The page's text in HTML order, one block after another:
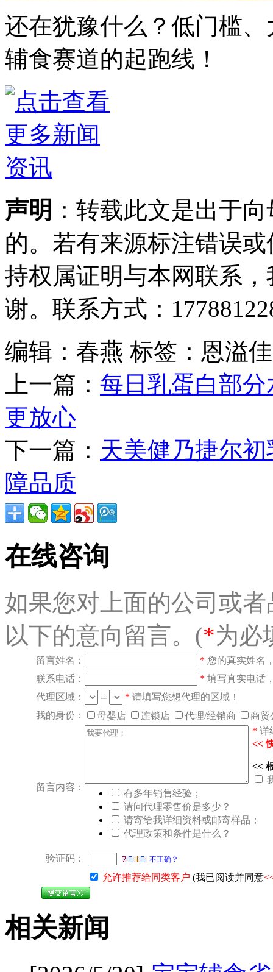
还在犹豫什么？低门槛
辅食赛道的起跑线！
声明 ：转载此文是出于
的。若有来源标注错误
持权属证明与本网联系
谢。联系方式：
编辑：春燕 标签：恩溢
上一篇： 每日乳蛋白部
更放心
下一篇： 天美健乃捷尔
障品质
在线咨询
如果您对上面的公司或
以下的意向留言。(*为必
留言姓名： * 您的真实姓名
联系电话：
* 填写真实电话
代理区域：
-- * 请填写您想代理的区域！
我的身份：
母婴店 连锁店 代理/经销商 商贸
留言内容：
* 详
<<
<<
有多年销售经验；
请问代理零售价是多少？
请寄给我详细资料或邮寄样品；
代理政策和条件是什么？
验证码： 不正确？
允许推荐给同类客户 (我已阅读并同意
相关新闻